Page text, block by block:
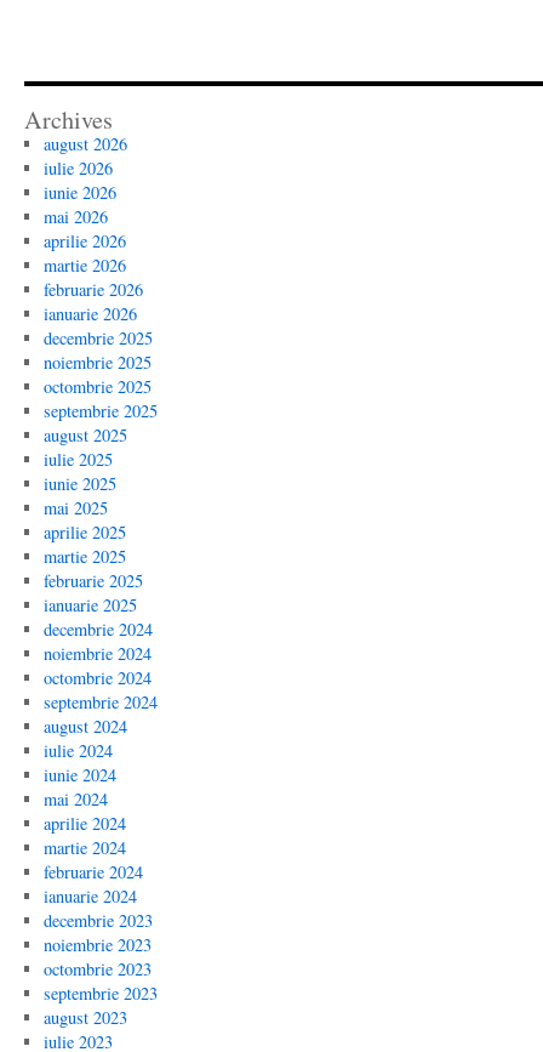
Archives
august 2026
iulie 2026
iunie 2026
mai 2026
aprilie 2026
martie 2026
februarie 2026
ianuarie 2026
decembrie 2025
noiembrie 2025
octombrie 2025
septembrie 2025
august 2025
iulie 2025
iunie 2025
mai 2025
aprilie 2025
martie 2025
februarie 2025
ianuarie 2025
decembrie 2024
noiembrie 2024
octombrie 2024
septembrie 2024
august 2024
iulie 2024
iunie 2024
mai 2024
aprilie 2024
martie 2024
februarie 2024
ianuarie 2024
decembrie 2023
noiembrie 2023
octombrie 2023
septembrie 2023
august 2023
iulie 2023